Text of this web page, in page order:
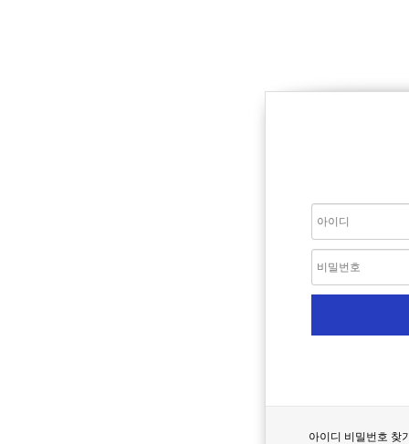
아이디 비밀번호 찾